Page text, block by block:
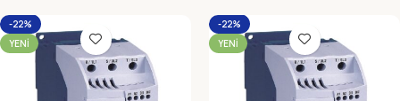
-22%
YENI
-22%
YENI